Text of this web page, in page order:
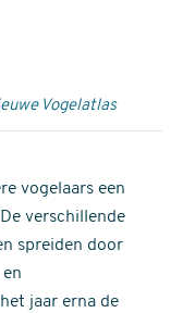
Vogelatlas
vogelaars een
verschillende
spreiden door
jaar erna de